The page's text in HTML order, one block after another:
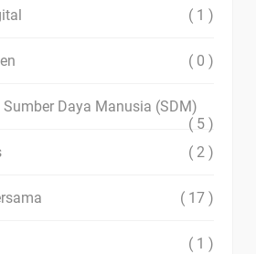
( 1 )
( 0 )
Sumber Daya Manusia (SDM)
( 5 )
( 2 )
( 17 )
( 1 )